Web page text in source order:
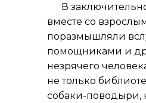
В
вместе со
поразмышляли
помощниками и
незрячего
не только
собаки-поводыри,